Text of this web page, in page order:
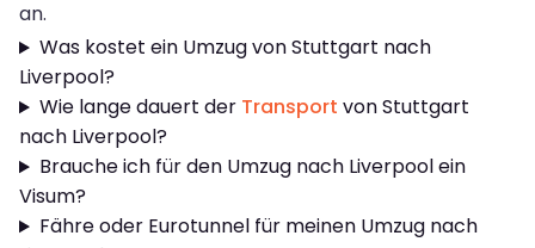
an.
Was kostet ein Umzug von Stuttgart nach
Liverpool?
Wie lange dauert der Transport von Stuttgart
nach Liverpool?
Brauche ich für den Umzug nach Liverpool ein
Visum?
Fähre oder Eurotunnel für meinen Umzug nach